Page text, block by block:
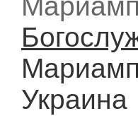
Украина